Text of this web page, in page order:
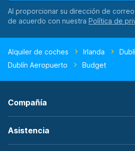
Al proporcionar su dirección de
de acuerdo con nuestra
Alquiler de coches Irlanda
Dublín Aeropuerto
Budget
Compañía
Asistencia